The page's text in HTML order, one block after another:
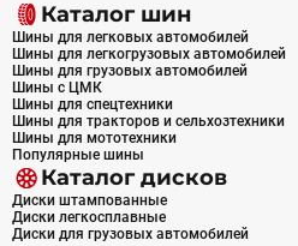
Каталог шин
Шины для легковых автомобилей
Шины для легкогрузовых автомобилей
Шины для грузовых автомобилей
Шины с ЦМК
Шины для спецтехники
Шины для тракторов и сельхозтехники
Шины для мототехники
Популярные шины
Каталог дисков
Диски штампованные
Диски легкосплавные
Диски для грузовых автомобилей